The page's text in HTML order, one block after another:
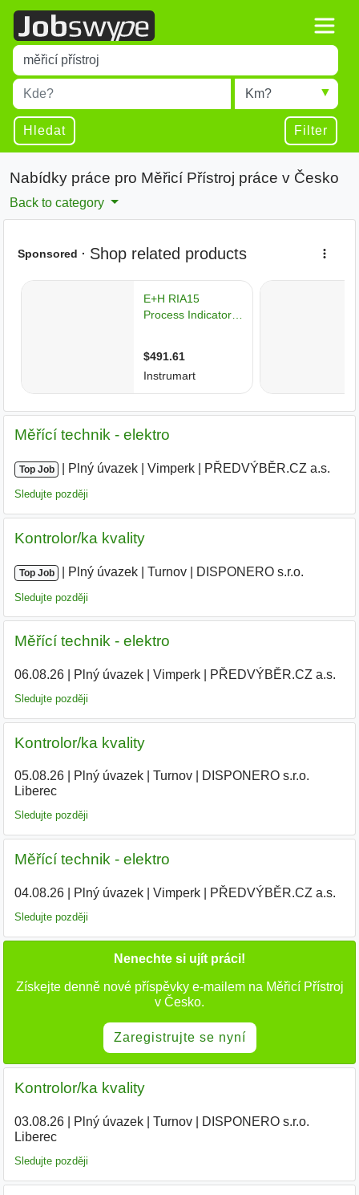
Title
Type 1 or more characters for results.
Místo
Type 1 or more characters for results.
Radius
Hledat Filter
Nabídky práce pro Měřicí Přístroj práce v Česko
Back to category
Měřící technik - elektro
Top Job Plný úvazek Vimperk PŘEDVÝBĚR.CZ a.s.
Sledujte později
Kontrolor/ka kvality
Top Job Plný úvazek Turnov DISPONERO s.r.o.
Sledujte později
Měřící technik - elektro
06.08.26| Plný úvazek| Vimperk| PŘEDVÝBĚR.CZ a.s.
Sledujte později
Kontrolor/ka kvality
05.08.26| Plný úvazek| Turnov|
DISPONERO s.r.o.
Liberec
Sledujte později
Měřící technik - elektro
04.08.26| Plný úvazek| Vimperk| PŘEDVÝBĚR.CZ a.s.
Sledujte později
Nenechte si ujít práci!
Získejte denně nové příspěvky e-mailem na Měřicí Přístroj
v Česko.
Zaregistrujte se nyní
Kontrolor/ka kvality
03.08.26| Plný úvazek| Turnov|
DISPONERO s.r.o.
Liberec
Sledujte později